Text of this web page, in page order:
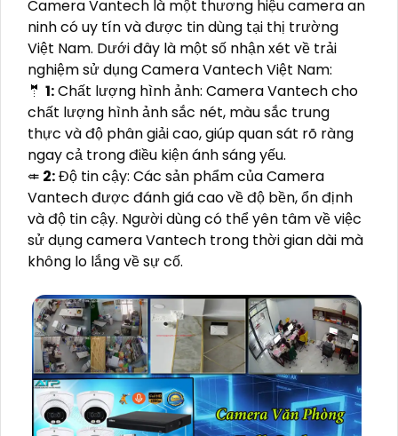
Camera Vantech là một thương hiệu camera an
ninh có uy tín và được tin dùng tại thị trường
Việt Nam. Dưới đây là một số nhận xét về trải
nghiệm sử dụng Camera Vantech Việt Nam:
🤵 1:Chất lượng hình ảnh: Camera Vantech cho
chất lượng hình ảnh sắc nét, màu sắc trung
thực và độ phân giải cao, giúp quan sát rõ ràng
ngay cả trong điều kiện ánh sáng yếu.
⤂ 2:Độ tin cậy: Các sản phẩm của Camera
Vantech được đánh giá cao về độ bền, ổn định
và độ tin cậy. Người dùng có thể yên tâm về việc
sử dụng camera Vantech trong thời gian dài mà
không lo lắng về sự cố.